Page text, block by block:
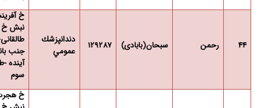
44 رحمن سبحان(بابادی) 129287
دندانپزشك
عمومي
خ
نبش خ
جنب
آینده -
سوم
خ